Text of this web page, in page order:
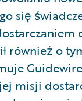
się
również o
misji